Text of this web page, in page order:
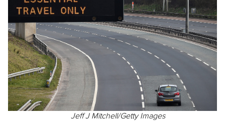
Jeff J Mitchell/Getty Images